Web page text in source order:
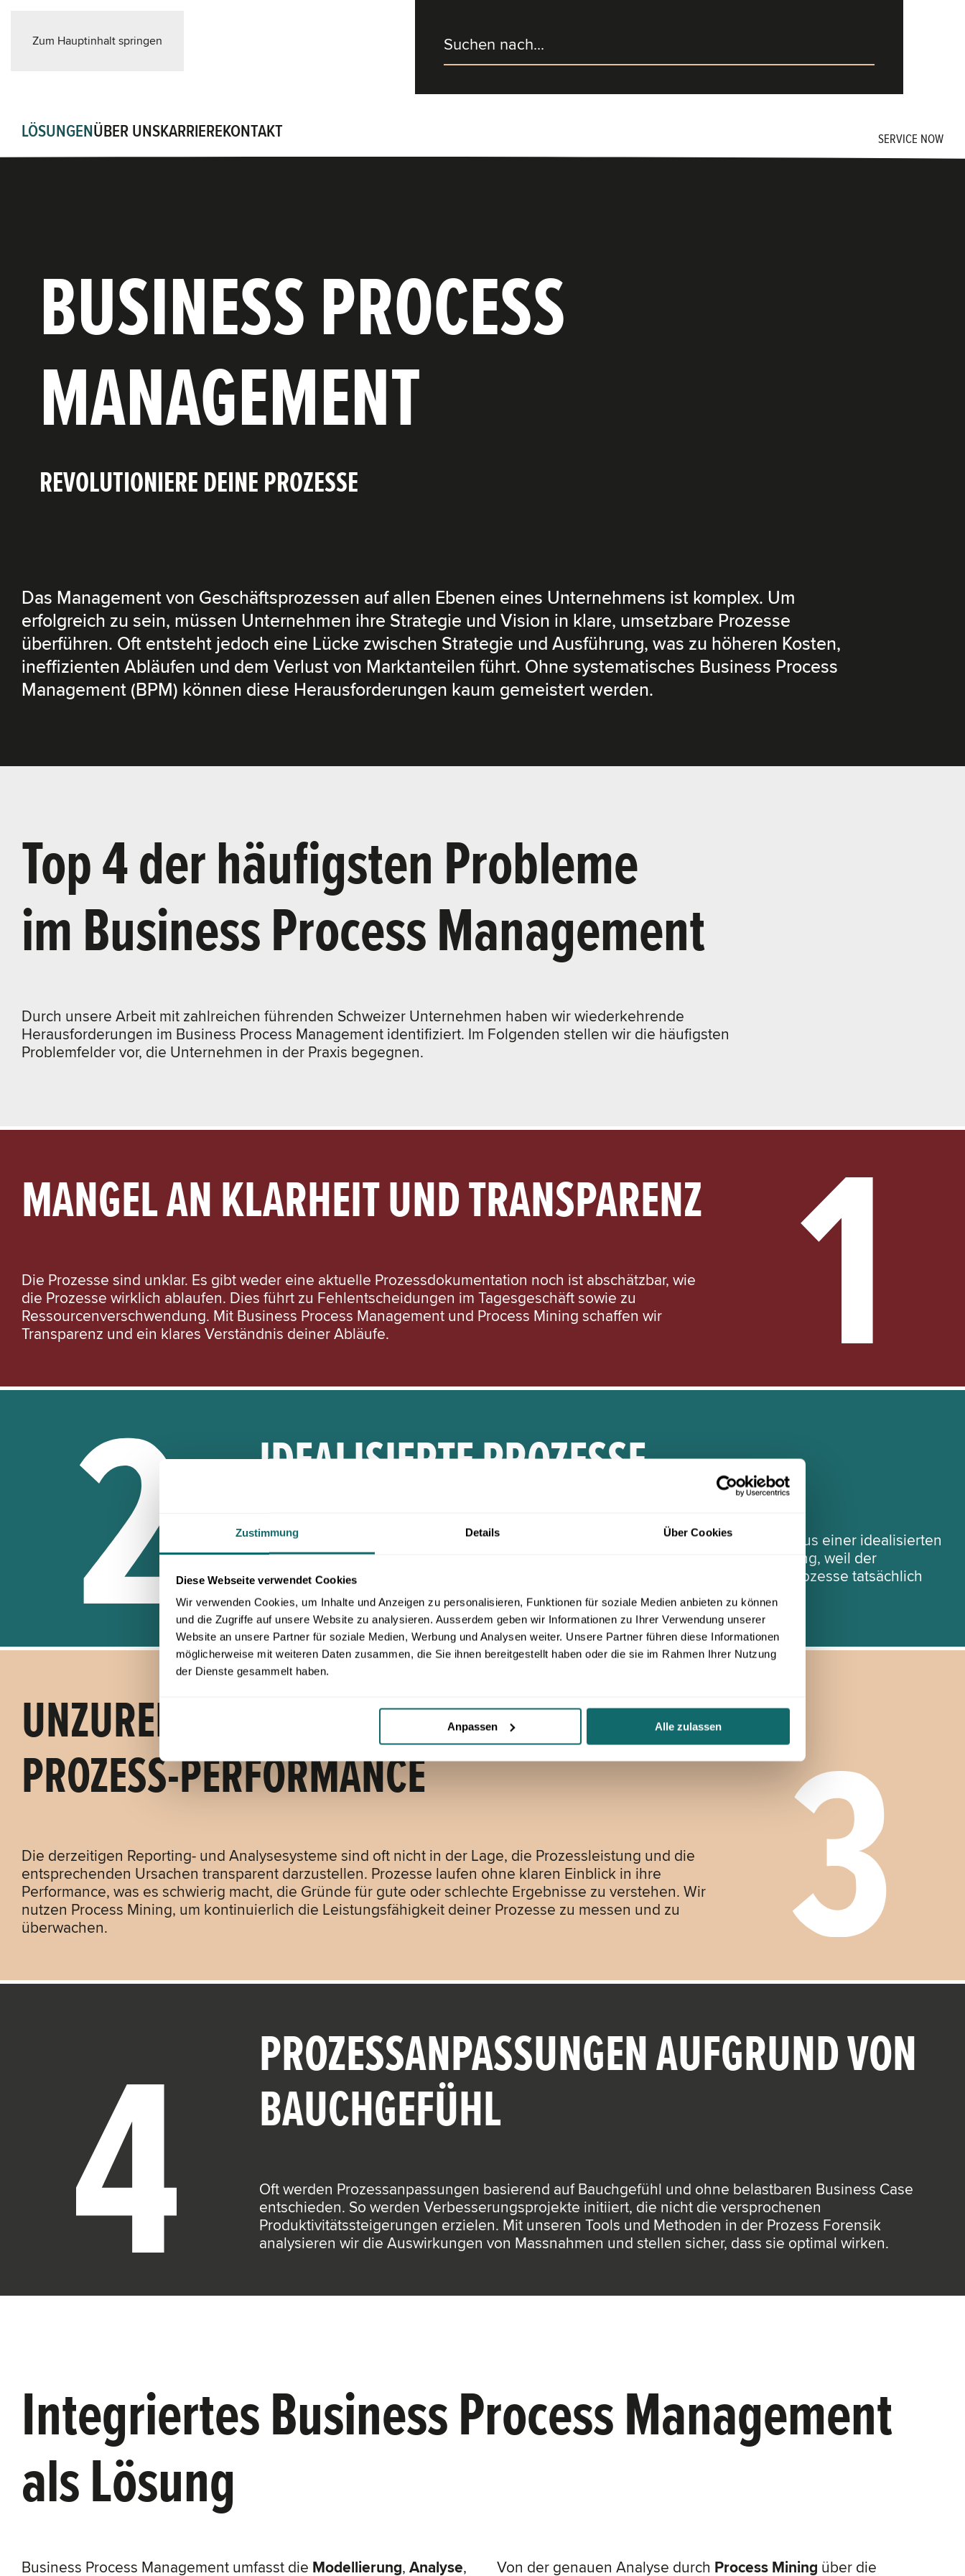
Zustimmung Details Über Cookies
Diese Webseite verwendet Cookies
Wir verwenden Cookies, um Inhalte und Anzeigen zu personalisieren, Funktionen für soziale Medien anbieten zu können
und die Zugriffe auf unsere Website zu analysieren. Ausserdem geben wir Informationen zu Ihrer Verwendung unserer
Website an unsere Partner für soziale Medien, Werbung und Analysen weiter. Unsere Partner führen diese Informationen
möglicherweise mit weiteren Daten zusammen, die Sie ihnen bereitgestellt haben oder die sie im Rahmen Ihrer Nutzung
der Dienste gesammelt haben.
Anpassen Alle zulassen
Zum Hauptinhalt springen
LÖSUNGENÜBER UNSKARRIEREKONTAKT SERVICE NOW
BUSINESS PROCESS
MANAGEMENT
REVOLUTIONIERE DEINE PROZESSE
Das Management von Geschäftsprozessen auf allen Ebenen eines Unternehmens ist komplex. Um
erfolgreich zu sein, müssen Unternehmen ihre Strategie und Vision in klare, umsetzbare Prozesse
überführen. Oft entsteht jedoch eine Lücke zwischen Strategie und Ausführung, was zu höheren Kosten,
ineffizienten Abläufen und dem Verlust von Marktanteilen führt. Ohne systematisches Business Process
Management (BPM) können diese Herausforderungen kaum gemeistert werden.
Top 4 der häufigsten Probleme
im Business Process Management
Durch unsere Arbeit mit zahlreichen führenden Schweizer Unternehmen haben wir wiederkehrende
Herausforderungen im Business Process Management identifiziert. Im Folgenden stellen wir die häufigsten
Problemfelder vor, die Unternehmen in der Praxis begegnen.
MANGEL AN KLARHEIT UND TRANSPARENZ
Die Prozesse sind unklar. Es gibt weder eine aktuelle Prozessdokumentation noch ist abschätzbar, wie
die Prozesse wirklich ablaufen. Dies führt zu Fehlentscheidungen im Tagesgeschäft sowie zu
Ressourcenverschwendung. Mit Business Process Management und Process Mining schaffen wir
Transparenz und ein klares Verständnis deiner Abläufe.
IDEALISIERTE PROZESSE
Prozessanpassungen und -optimierungen beruhen meist auf einem Soll-Prozess aus einer idealisierten
Umgebung. So laufen die Prozessanpassungen ins Leere. Sie zeigen keine Wirkung, weil der
Realprozess nicht berücksichtigt wird. Durch Prozess Forensik ermitteln wir, wie Prozesse tatsächlich
ablaufen, um Optimierungen vorzunehmen.
UNZUREICHENDE BEWERTUNG DER
PROZESS-PERFORMANCE
Die derzeitigen Reporting- und Analysesysteme sind oft nicht in der Lage, die Prozessleistung und die
entsprechenden Ursachen transparent darzustellen. Prozesse laufen ohne klaren Einblick in ihre
Performance, was es schwierig macht, die Gründe für gute oder schlechte Ergebnisse zu verstehen. Wir
nutzen Process Mining, um kontinuierlich die Leistungsfähigkeit deiner Prozesse zu messen und zu
überwachen.
PROZESSANPASSUNGEN AUFGRUND VON
BAUCHGEFÜHL
Oft werden Prozessanpassungen basierend auf Bauchgefühl und ohne belastbaren Business Case
entschieden. So werden Verbesserungsprojekte initiiert, die nicht die versprochenen
Produktivitätssteigerungen erzielen. Mit unseren Tools und Methoden in der Prozess Forensik
analysieren wir die Auswirkungen von Massnahmen und stellen sicher, dass sie optimal wirken.
Integriertes Business Process Management
als Lösung
Business Process Management umfasst die Modellierung, Analyse, Von der genauen Analyse durch Process Mining über die